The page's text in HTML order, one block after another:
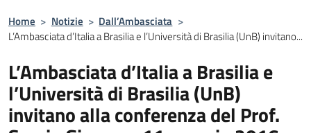
Home > Notizie > Dall’Ambasciata >
L’Ambasciata d’Italia a Brasilia e l’Università di Brasilia (UnB) invitano...
L’Ambasciata d’Italia a Brasilia e
l’Università di Brasilia (UnB)
invitano alla conferenza del Prof.